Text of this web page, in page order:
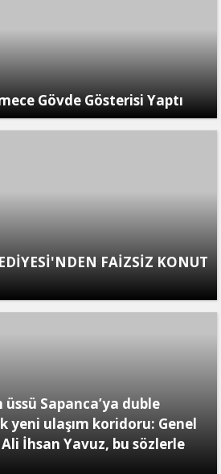
Gövde Gösterisi Yaptı
FAİZSİZ KONUT
Sapanca’ya duble
yeni ulaşım koridoru: Genel
Ali İhsan Yavuz, bu sözlerle